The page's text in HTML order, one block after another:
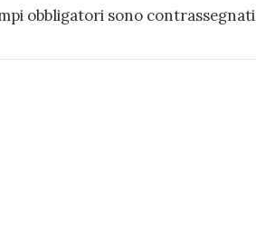
obbligatori sono contrassegnati